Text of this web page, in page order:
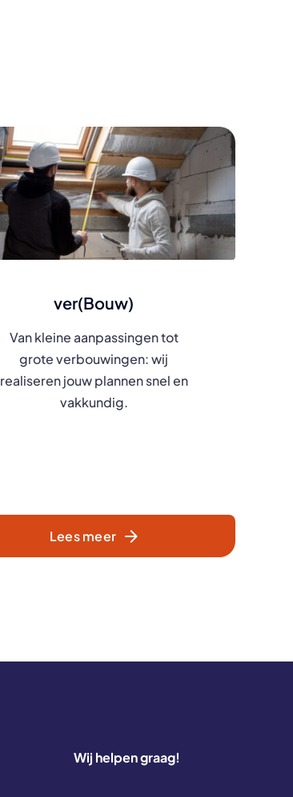
ver(Bouw)
Van kleine aanpassingen tot
grote verbouwingen: wij
realiseren jouw plannen snel en
vakkundig.
Lees meer
Wij helpen graag!